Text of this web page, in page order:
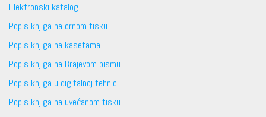
Elektronski katalog
Popis knjiga na crnom tisku
Popis knjiga na kasetama
Popis knjiga na Brajevom pismu
Popis knjiga u digitalnoj tehnici
Popis knjiga na uvećanom tisku